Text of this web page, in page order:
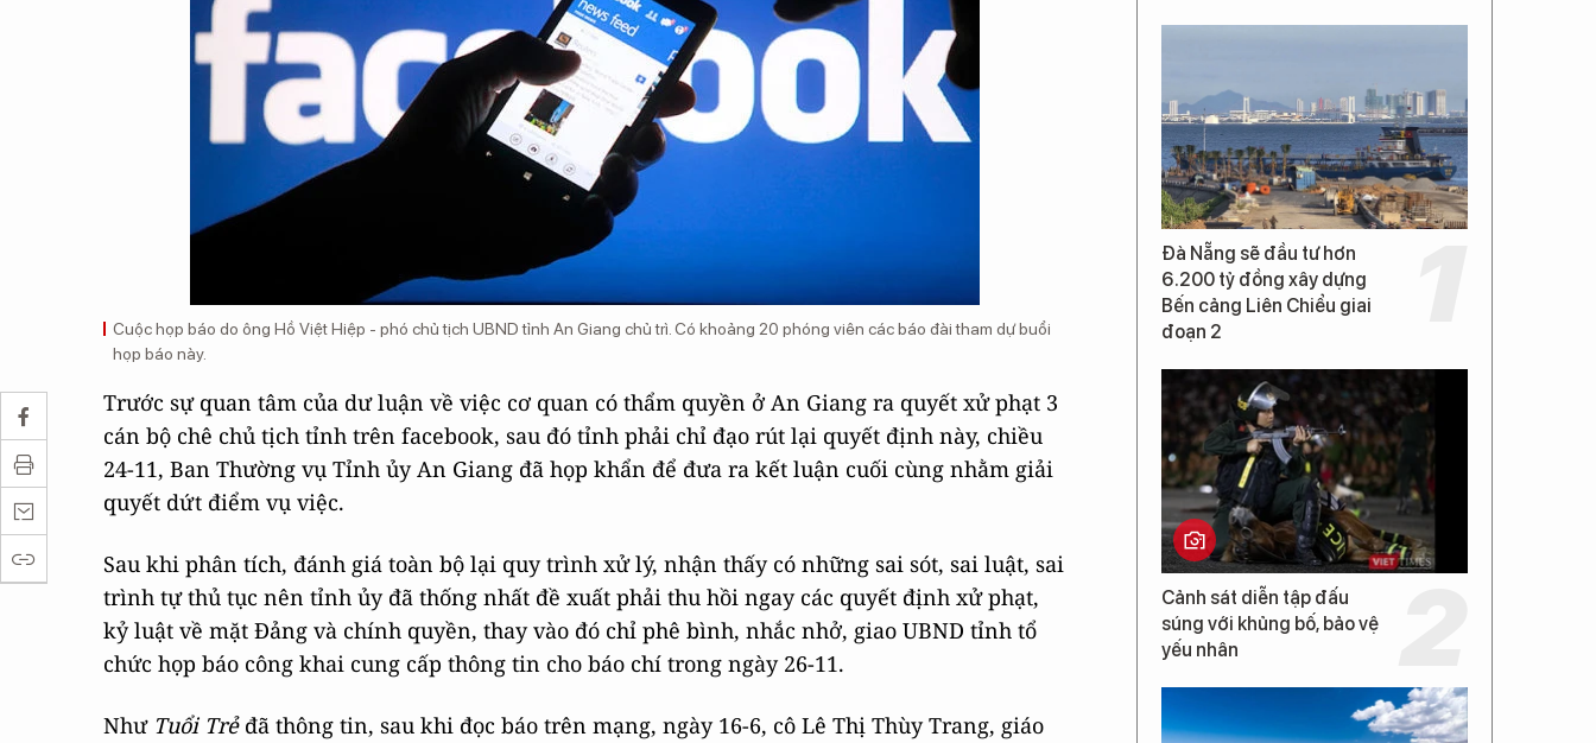
Cuộc họp báo do ông Hồ Việt Hiệp - phó chủ tịch UBND tỉnh An Giang chủ trì. Có khoảng 20 phóng viên các báo đài tham dự buổi
họp báo này.
Trước sự quan tâm của dư luận về việc cơ quan có thẩm quyền ở An Giang ra quyết xử phạt 3
cán bộ chê chủ tịch tỉnh trên facebook, sau đó tỉnh phải chỉ đạo rút lại quyết định này, chiều
24-11, Ban Thường vụ Tỉnh ủy An Giang đã họp khẩn để đưa ra kết luận cuối cùng nhằm giải
quyết dứt điểm vụ việc.
Sau khi phân tích, đánh giá toàn bộ lại quy trình xử lý, nhận thấy có những sai sót, sai luật, sai
trình tự thủ tục nên tỉnh ủy đã thống nhất đề xuất phải thu hồi ngay các quyết định xử phạt,
kỷ luật về mặt Đảng và chính quyền, thay vào đó chỉ phê bình, nhắc nhở, giao UBND tỉnh tổ
chức họp báo công khai cung cấp thông tin cho báo chí trong ngày 26-11.
Như Tuổi Trẻđã thông tin, sau khi đọc báo trên mạng, ngày 16-6, cô Lê Thị Thùy Trang, giáo
Đà Nẵng sẽ đầu tư hơn
6.200 tỷ đồng xây dựng
Bến cảng Liên Chiểu giai
đoạn 2
Cảnh sát diễn tập đấu
súng với khủng bố, bảo vệ
yếu nhân